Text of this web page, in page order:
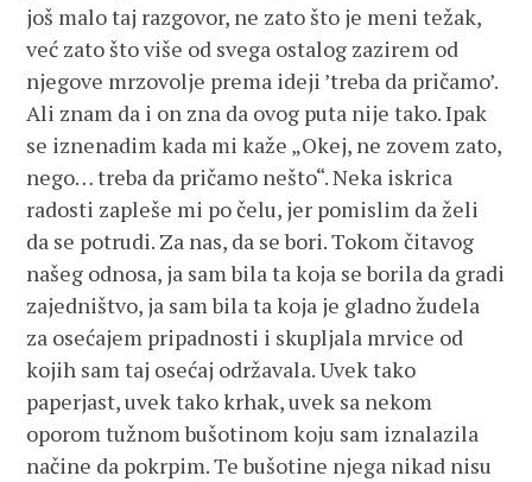
još malo taj razgovor, ne zato što je meni težak,
već zato što više od svega ostalog zazirem od
njegove mrzovolje prema ideji ’treba da pričamo’.
Ali znam da i on zna da ovog puta nije tako. Ipak
se iznenadim kada mi kaže „Okej, ne zovem zato,
nego… treba da pričamo nešto“. Neka iskrica
radosti zapleše mi po čelu, jer pomislim da želi
da se potrudi. Za nas, da se bori. Tokom čitavog
našeg odnosa, ja sam bila ta koja se borila da gradi
zajedništvo, ja sam bila ta koja je gladno žudela
za osećajem pripadnosti i skupljala mrvice od
kojih sam taj osećaj održavala. Uvek tako
paperjast, uvek tako krhak, uvek sa nekom
oporom tužnom bušotinom koju sam iznalazila
načine da pokrpim. Te bušotine njega nikad nisu